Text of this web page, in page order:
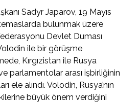
Sadyr Japarov, 19 Mayıs
bulunmak üzere
Devlet Duması
ile bir görüşme
Kırgızistan ile Rusya
parlamentolar arası işbirliğinin
ele alındı. Volodin, Rusya’nın
büyük önem verdiğini